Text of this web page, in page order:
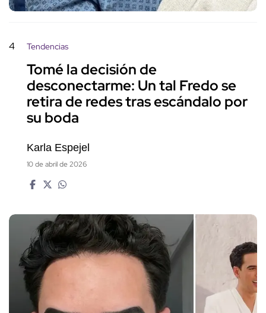
4 Tendencias
Tomé la decisión de
desconectarme: Un tal Fredo se
retira de redes tras escándalo por
su boda
Karla Espejel
10 de abril de 2026